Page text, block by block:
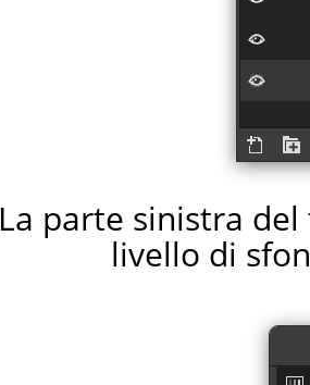
La parte sinistra
livello di